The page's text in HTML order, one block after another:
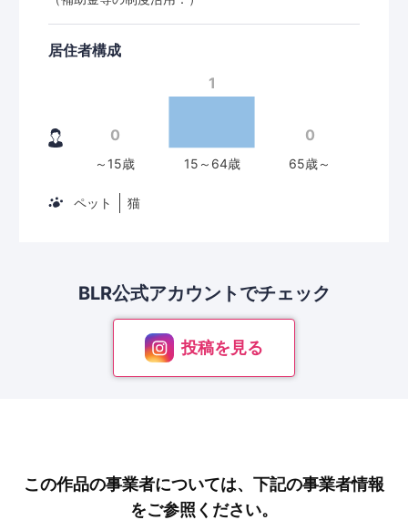
居住者構成
ペット 猫
BLR公式アカウントでチェック
投稿を見る
この作品の事業者については、下記の事業者情報
をご参照ください。